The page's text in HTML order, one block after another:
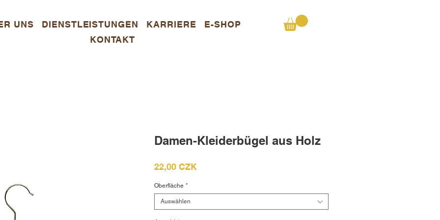
UNS DIENSTLEISTUNGEN KARRIERE
E-SHOP
KONTAKT
Damen-Kleiderbügel aus Holz
22,00 CZKPreis
Oberfläche *
Auswählen